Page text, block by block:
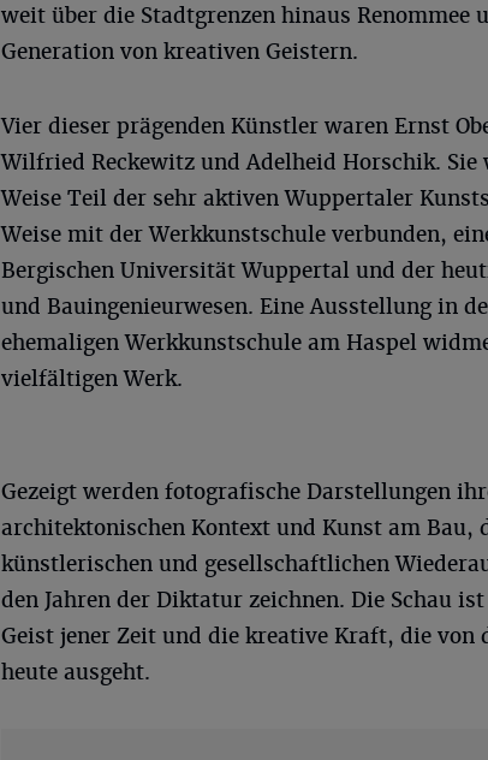
weit über die Stadtgrenzen hinaus Renommee
Generation von kreativen Geistern.
Vier dieser prägenden Künstler waren Ernst
Wilfried Reckewitz und Adelheid Horschik.
Weise Teil der sehr aktiven Wuppertaler
Weise mit der Werkkunstschule verbunden,
Bergischen Universität Wuppertal und der
und Bauingenieurwesen. Eine Ausstellung in
ehemaligen Werkkunstschule am Haspel
vielfältigen Werk.
Gezeigt werden fotografische Darstellungen
architektonischen Kontext und Kunst am Bau,
künstlerischen und gesellschaftlichen
den Jahren der Diktatur zeichnen. Die Schau
Geist jener Zeit und die kreative Kraft, die von
heute ausgeht.